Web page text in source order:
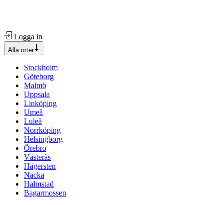
Logga in
Alla orter
Stockholm
Göteborg
Malmö
Uppsala
Linköping
Umeå
Luleå
Norrköping
Helsingborg
Örebro
Västerås
Hägersten
Nacka
Halmstad
Bagarmossen